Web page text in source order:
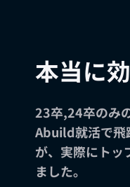
本当に
23卒,24卒のみ
Abuild就活で飛
が、実際にトッ
ました。